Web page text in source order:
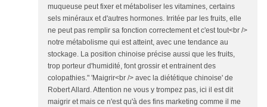
muqueuse peut fixer et métaboliser les vitamines, certains
sels minéraux et d'autres hormones. Irritée par les fruits, elle
ne peut pas remplir sa fonction correctement et c'est tout<br />
notre métabolisme qui est atteint, avec une tendance au
stockage. La position chinoise précise aussi que les fruits,
trop porteur d'humidité, font grossir et entrainent des
colopathies." 'Maigrir<br /> avec la diététique chinoise' de
Robert Allard. Attention ne vous y trompez pas, ici il est dit
maigrir et mais ce n'est qu'à des fins marketing comme il me